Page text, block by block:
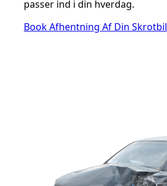
passer ind i din hverdag.
Book Afhentning Af Din Skrotbil